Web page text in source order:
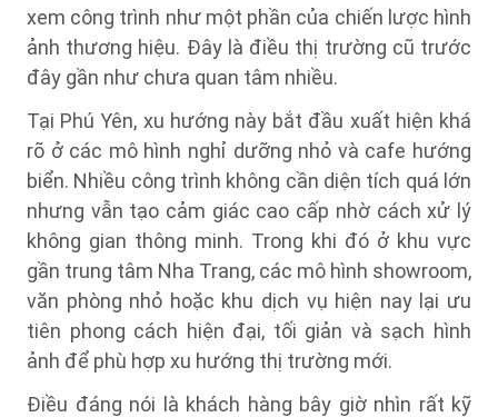
xem công trình như một phần của chiến lược hình
ảnh thương hiệu. Đây là điều thị trường cũ trước
đây gần như chưa quan tâm nhiều.
Tại Phú Yên, xu hướng này bắt đầu xuất hiện khá
rõ ở các mô hình nghỉ dưỡng nhỏ và cafe hướng
biển. Nhiều công trình không cần diện tích quá lớn
nhưng vẫn tạo cảm giác cao cấp nhờ cách xử lý
không gian thông minh. Trong khi đó ở khu vực
gần trung tâm Nha Trang, các mô hình showroom,
văn phòng nhỏ hoặc khu dịch vụ hiện nay lại ưu
tiên phong cách hiện đại, tối giản và sạch hình
ảnh để phù hợp xu hướng thị trường mới.
Điều đáng nói là khách hàng bây giờ nhìn rất kỹ